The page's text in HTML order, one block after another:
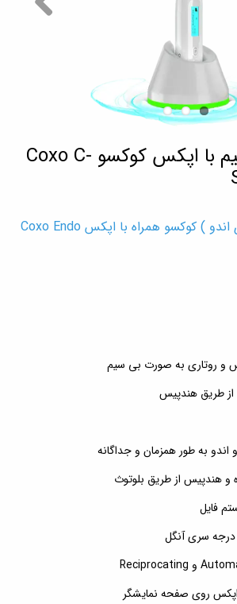
اندو موتور بی سیم با اپکس کوکسو Coxo C-
اندوموتور ( موتور روتاری اندو ) کوکسو همراه با اپکس Coxo Endo
و روتاری به صورت بی سیم
از طریق هندپیس
اندو به طور همزمان و جداگانه
و هندپیس از طریق بلوتوث
روی صفحه نمایشگر